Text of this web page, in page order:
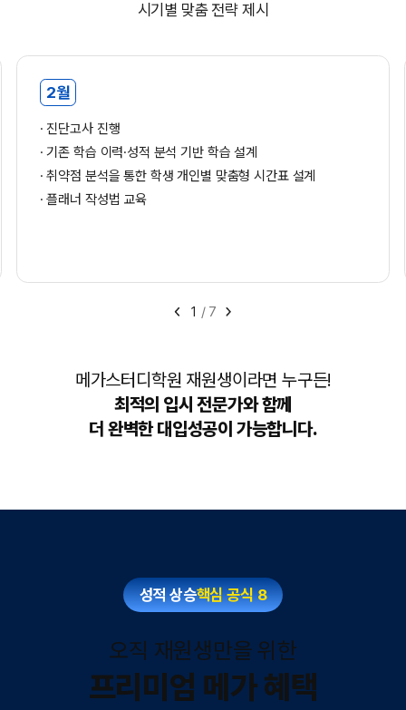
시기별 맞춤 전략 제시
2월
진단고사 진행
기존 학습 이력·성적 분석 기반 학습 설계
취약점 분석을 통한 학생 개인별 맞춤형 시간표 설계
플래너 작성법 교육
1 / 7
메가스터디학원 재원생이라면 누구든!
최적의 입시 전문가와 함께
더 완벽한 대입성공이 가능합니다.
성적 상승핵심 공식 8
오직 재원생만을 위한
프리미엄 메가 혜택